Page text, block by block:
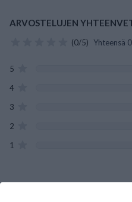
ARVOSTELUJEN
(0/5) Yhteensä
5
4
3
2
1